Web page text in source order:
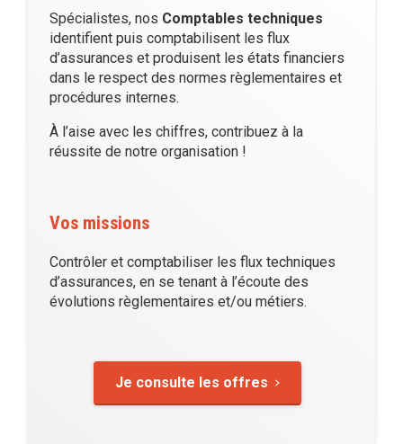
Spécialistes, nos Comptables techniques
identifient puis comptabilisent les flux
d’assurances et produisent les états financiers
dans le respect des normes règlementaires et
procédures internes.
À l’aise avec les chiffres, contribuez à la
réussite de notre organisation !
Vos missions
Contrôler et comptabiliser les flux techniques
d’assurances, en se tenant à l’écoute des
évolutions règlementaires et/ou métiers.
Je consulte les offres